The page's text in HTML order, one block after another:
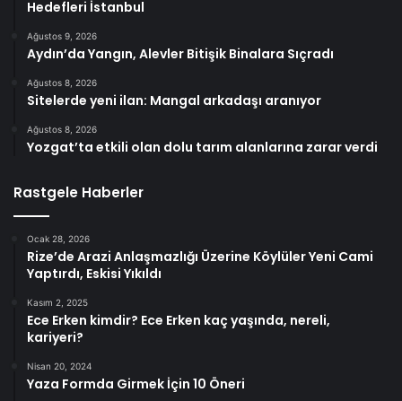
Hedefleri İstanbul
Ağustos 9, 2026
Aydın’da Yangın, Alevler Bitişik Binalara Sıçradı
Ağustos 8, 2026
Sitelerde yeni ilan: Mangal arkadaşı aranıyor
Ağustos 8, 2026
Yozgat’ta etkili olan dolu tarım alanlarına zarar verdi
Rastgele Haberler
Ocak 28, 2026
Rize’de Arazi Anlaşmazlığı Üzerine Köylüler Yeni Cami
Yaptırdı, Eskisi Yıkıldı
Kasım 2, 2025
Ece Erken kimdir? Ece Erken kaç yaşında, nereli,
kariyeri?
Nisan 20, 2024
Yaza Formda Girmek İçin 10 Öneri